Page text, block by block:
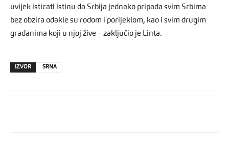
uvijek isticati istinu da Srbija jednako pripada svim Srbima
bez obzira odakle su rodom i porijeklom, kao i svim drugim
građanima koji u njoj žive – zaključio je Linta.
IZVOR SRNA